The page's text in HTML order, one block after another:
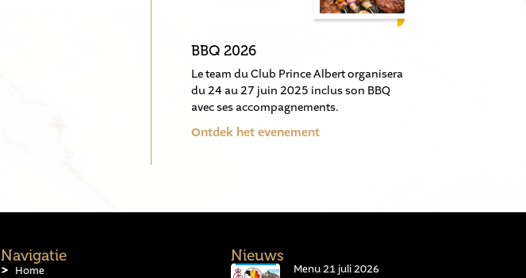
BBQ 2026
Le team du Club Prince Albert organisera
du 24 au 27 juin 2025 inclus son BBQ
avec ses accompagnements.
Ontdek het evenement
Navigatie
Home
Nieuws
Menu 21 juli 2026